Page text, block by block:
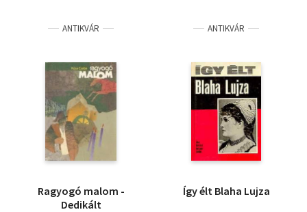
ANTIKVÁR
Ragyogó malom -
Dedikált
ANTIKVÁR
Így élt Blaha Lujza